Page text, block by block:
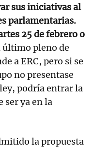
sus iniciativas al
parlamentarias.
25 de febrero o
último pleno de
a ERC, pero si se
no presentase
podría entrar la
ser ya en la
la propuesta